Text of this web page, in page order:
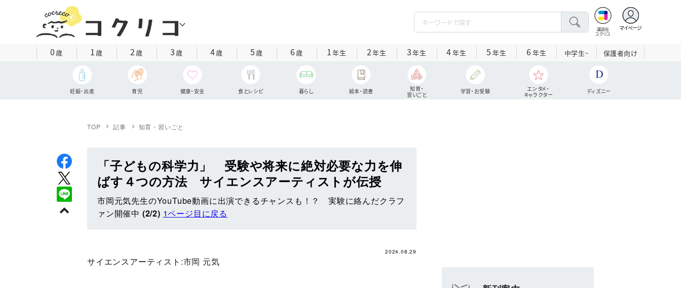
講談社
コクリコ
マイページ
0歳 1歳 2歳 3歳 4歳 5歳 6歳 1年生 2年生 3年生 4年生 5 年生 6 年生 中学生~ 保護者向け
妊娠・出産 育児 健康・安全 食とレシピ 暮らし 絵本・読書
知育・
習いごと
学習・お受験
エンタメ・
キャラクター
ディズニー
TOP 記事 知育・習いごと
「子どもの科学力」 受験や将来に絶対必要な力を伸
ばす４つの方法 サイエンスアーティストが伝授
市岡元気先生のYouTube動画に出演できるチャンスも！？ 実験に絡んだクラフ
ァン開催中 (2/2) 1ページ目に戻る
2024.08.29
サイエンスアーティスト:市岡 元気